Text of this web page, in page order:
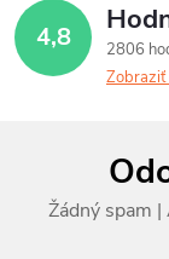
4,8
2806
Zobraziť